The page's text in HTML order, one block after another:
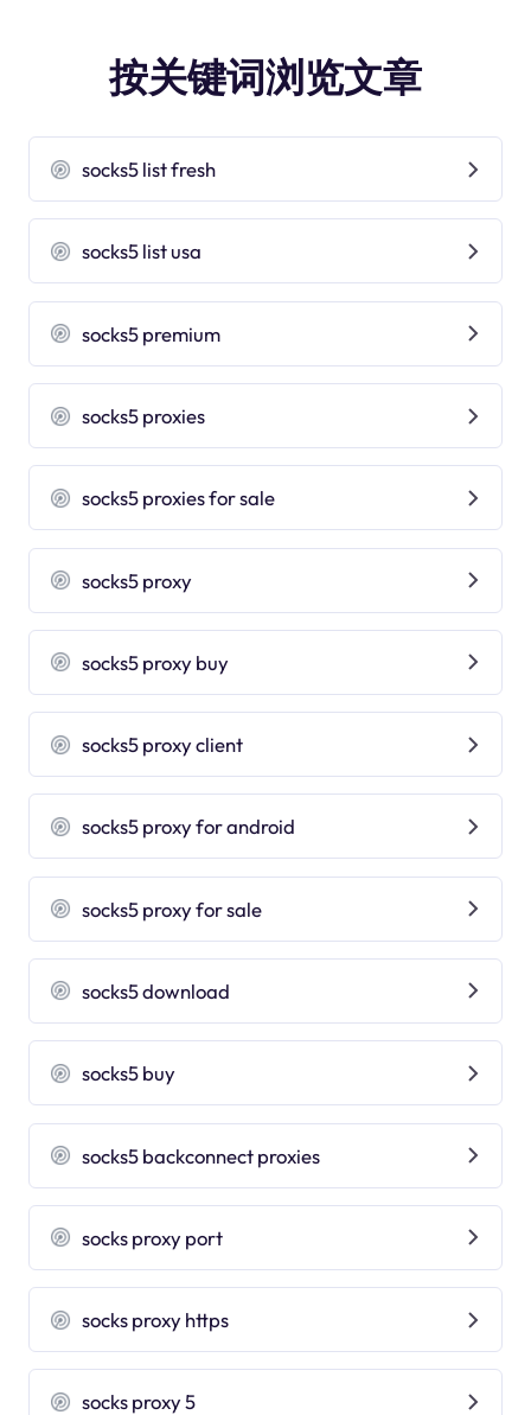
按关键词浏览文章
socks5 list fresh
socks5 list usa
socks5 premium
socks5 proxies
socks5 proxies for sale
socks5 proxy
socks5 proxy buy
socks5 proxy client
socks5 proxy for android
socks5 proxy for sale
socks5 download
socks5 buy
socks5 backconnect proxies
socks proxy port
socks proxy https
socks proxy 5